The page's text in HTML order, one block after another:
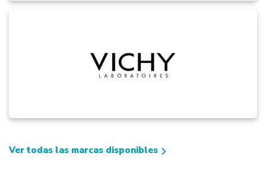
Ver todas las marcas disponibles